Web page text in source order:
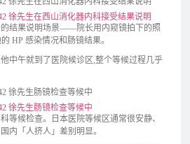
徐先生在西山消化器内科接受结果说明
结果说明场景——院长用内窥镜拍下的照
HP 感染情况和肠镜结果。
中午就到了医院候诊区,整个等候过程几乎
徐先生肠镜检查等候中
等候检查。日本医院等候区通常很安静、
内「人挤人」差别明显。